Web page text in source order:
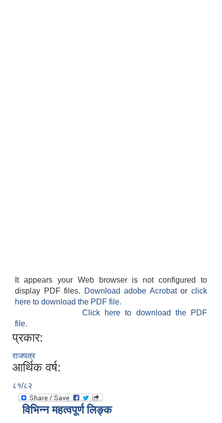
It appears your Web browser is not configured to
display PDF files.
Download adobe Acrobatorclick
here to download the PDF file.
Click here to download the PDF
file.
प्रकार:
राजपत्र
आर्थिक वर्ष:
८१/८२
विभिन्न महत्वपूर्ण लिङ्क